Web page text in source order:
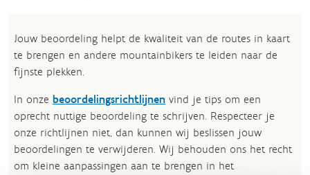
Jouw beoordeling helpt de kwaliteit van de routes in kaart
te brengen en andere mountainbikers te leiden naar de
fijnste plekken.
In onze beoordelingsrichtlijnen vind je tips om een
oprecht nuttige beoordeling te schrijven. Respecteer je
onze richtlijnen niet, dan kunnen wij beslissen jouw
beoordelingen te verwijderen. Wij behouden ons het recht
om kleine aanpassingen aan te brengen in het